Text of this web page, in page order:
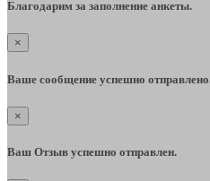
Благодарим за заполнение анкеты.
×
Ваше сообщение успешно
×
Ваш Отзыв успешно отправлен.